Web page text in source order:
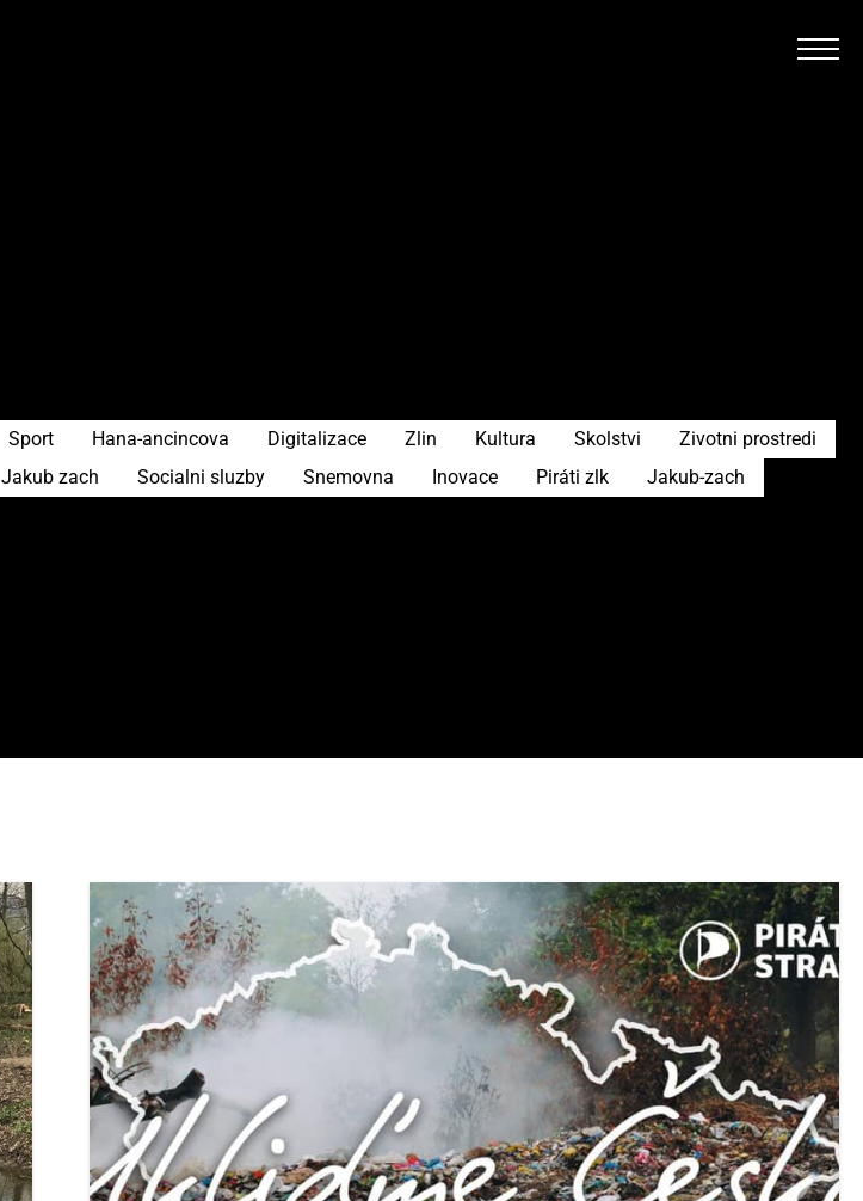
Sport Hana-ancincova Digitalizace Zlin Kultura Skolstvi
Zivotni prostredi
Jakub zach Socialni sluzby Snemovna Inovace Piráti zlk
Jakub-zach